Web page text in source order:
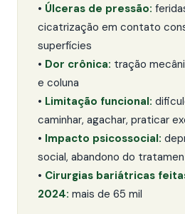
• Úlceras de pressão:
cicatrização em contato
superfícies
• Dor crônica: tração
e coluna
• Limitação funcional:
caminhar, agachar, praticar
• Impacto psicossocial:
social, abandono do
• Cirurgias bariátricas
2024: mais de 65 mil